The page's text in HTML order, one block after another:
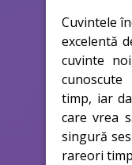
Cuvintele
excelentă
cuvinte
timp, iar
care vrea
singură
rareori